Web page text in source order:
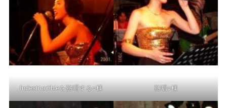
Indestructibleを熱唱する○様 熱唱○様